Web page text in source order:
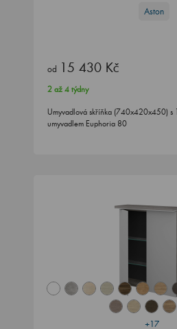
Aston
od 15 430 Kč
2 až 4 týdny
Umyvadlová skříňka (740x420x450) s
umyvadlem Euphoria 80
+17